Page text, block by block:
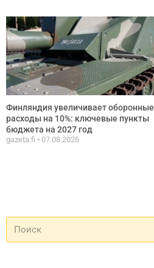
Финляндия увеличивает оборонные
расходы на 10%: ключевые пункты
бюджета на 2027 год
gazeta.fi 07.08.2026